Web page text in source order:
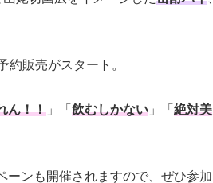
約販売がスタート。
ん！！ 」「 飲むしかない 」「 絶対美
ーンも開催されますので、ぜひ参加